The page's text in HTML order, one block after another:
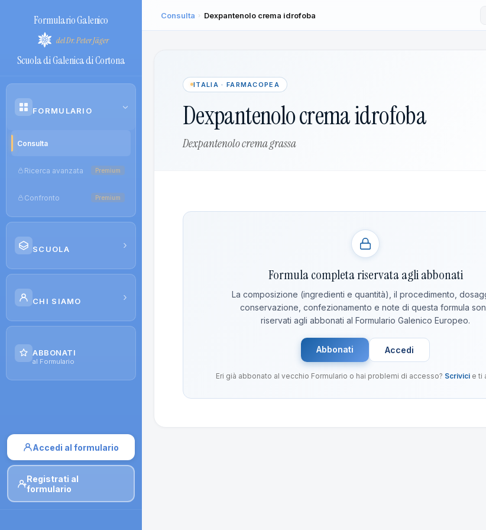
Formulario Galenico
del Dr. Peter Jäger
Scuola di Galenica di Cortona
FORMULARIO ›
Consulta
Ricerca avanzata Premium
Confronto Premium
SCUOLA ›
Corsi
Moduli di iscrizione
CHI SIAMO ›
Contatti
ABBONATI
al Formulario
Accedi al formulario
Registrati al
formulario
Consulta › Dexpantenolo crema idrofoba
ITALIA · FARMACOPEA
Dexpantenolo crema idrofoba
Dexpantenolo crema grassa
Formula completa riservata agli abbonati
La composizione (ingredienti e quantità), il procedimento,
conservazione, confezionamento e note di questa formula
riservati agli abbonati al Formulario Galenico Europeo.
Abbonati Accedi
Eri già abbonato al vecchio Formulario o hai problemi di accesso? Scrivicie ti